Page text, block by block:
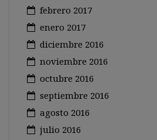
febrero 2017
enero 2017
diciembre 2016
noviembre 2016
octubre 2016
septiembre 2016
agosto 2016
julio 2016